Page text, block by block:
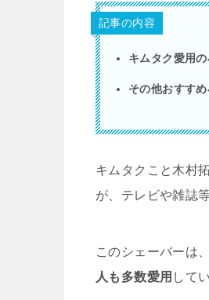
記事の内容
キムタク愛用
その他おすす
キムタクこと木村
が、テレビや雑誌
このシェーバーは、
人も多数愛用 して